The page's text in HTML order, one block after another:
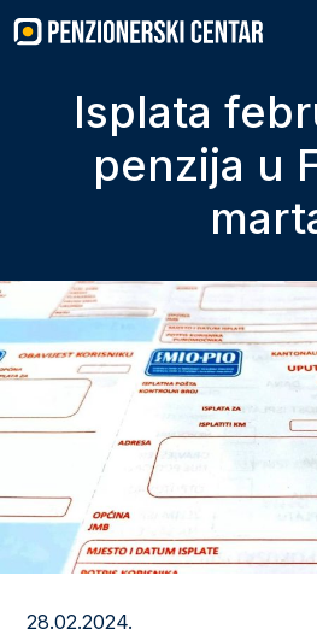
to
content
Isplata
penzija u
28.02.2024.